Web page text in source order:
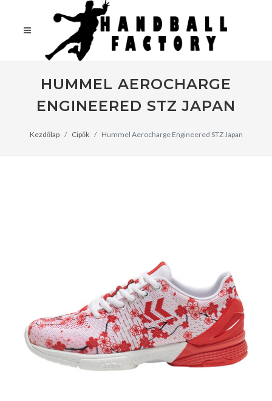
HUMMEL AEROCHARGE
ENGINEERED STZ JAPAN
Kezdőlap Cipők Hummel Aerocharge Engineered STZ Japan